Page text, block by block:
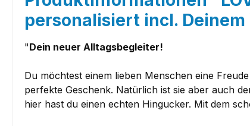
personalisiert incl.
"Dein neuer Alltagsbegleiter!
Du möchtest einem lieben Menschen eine
perfekte Geschenk. Natürlich ist sie aber auch
hier hast du einen echten Hingucker. Mit dem